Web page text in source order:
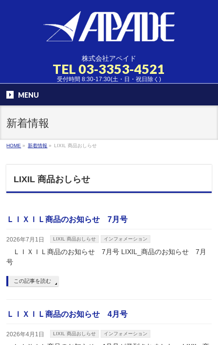
株式会社アペイド
TEL 03-3353-4521
受付時間 8:30-17:30(土・日・祝日除く)
MENU
新着情報
HOME » 新着情報 » LIXIL 商品おしらせ
LIXIL 商品おしらせ
ＬＩＸＩＬ商品のお知らせ 7月号
2026年7月1日 LIXIL 商品おしらせ インフォメーション
ＬＩＸＩＬ商品のお知らせ 7月号 LIXIL_商品のお知らせ 7月
号
この記事を読む
ＬＩＸＩＬ商品のお知らせ 4月号
2026年4月1日 LIXIL 商品おしらせ インフォメーション